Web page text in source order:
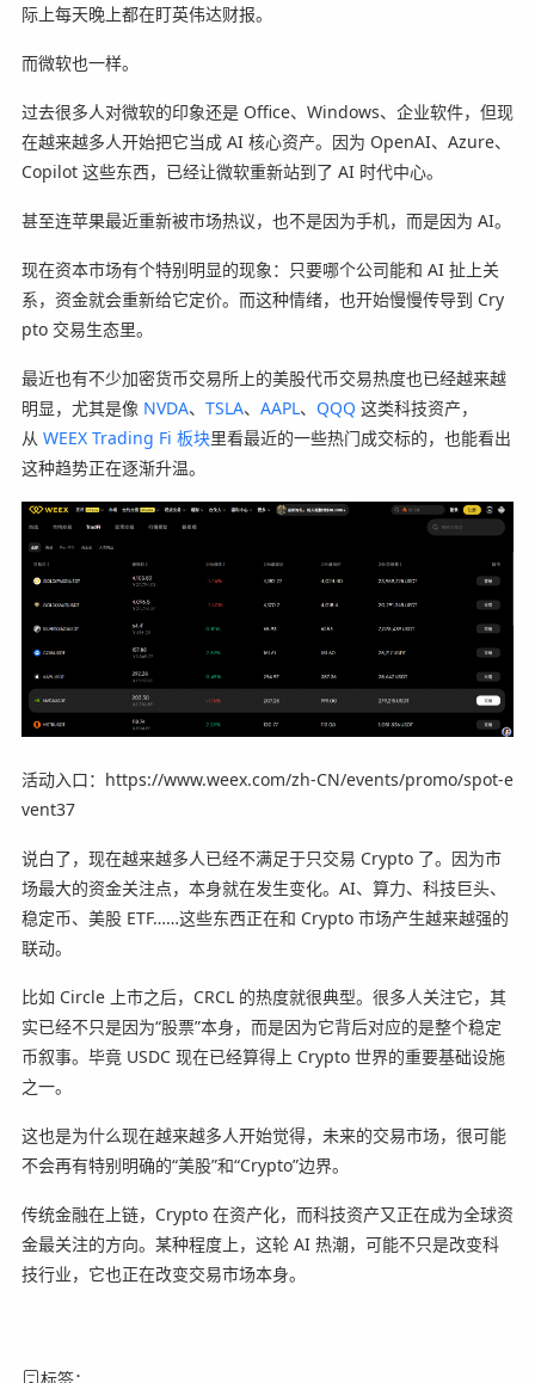
际上每天晚上都在盯英伟达财报。
而微软也一样。
过去很多人对微软的印象还是 Office、Windows、企业软件，但现
在越来越多人开始把它当成 AI 核心资产。因为 OpenAI、Azure、
Copilot 这些东西，已经让微软重新站到了 AI 时代中心。
甚至连苹果最近重新被市场热议，也不是因为手机，而是因为 AI。
现在资本市场有个特别明显的现象：只要哪个公司能和 AI 扯上关
系，资金就会重新给它定价。而这种情绪，也开始慢慢传导到 Cry
pto 交易生态里。
最近也有不少加密货币交易所上的美股代币交易热度也已经越来越
明显，尤其是像 NVDA、 TSLA、 AAPL、 QQQ 这类科技资产，
从 WEEX Trading Fi 板块里看最近的一些热门成交标的，也能看出
这种趋势正在逐渐升温。
活动入口：https://www.weex.com/zh-CN/events/promo/spot-e
vent37
说白了，现在越来越多人已经不满足于只交易 Crypto 了。因为市
场最大的资金关注点，本身就在发生变化。AI、算力、科技巨头、
稳定币、美股 ETF……这些东西正在和 Crypto 市场产生越来越强的
联动。
比如 Circle 上市之后，CRCL 的热度就很典型。很多人关注它，其
实已经不只是因为“股票”本身，而是因为它背后对应的是整个稳定
币叙事。毕竟 USDC 现在已经算得上 Crypto 世界的重要基础设施
之一。
这也是为什么现在越来越多人开始觉得，未来的交易市场，很可能
不会再有特别明确的“美股”和“Crypto”边界。
传统金融在上链，Crypto 在资产化，而科技资产又正在成为全球资
金最关注的方向。某种程度上，这轮 AI 热潮，可能不只是改变科
技行业，它也正在改变交易市场本身。